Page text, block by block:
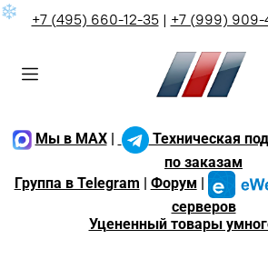
❄ +7 (495) 660-12-35| +7 (999) 909-
Мы в MAX|
Техническая
по заказам
Группа в Telegram
Форум
серверов
Уцененный товары